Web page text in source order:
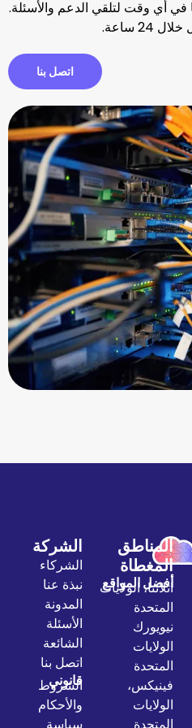
الدعم والأسئلة.
الشركة
الشركاء
نبذة عنا
المدونة
الأسئلة
الشائعة
اتصل بنا
قانوني
الشروط
والأحكام